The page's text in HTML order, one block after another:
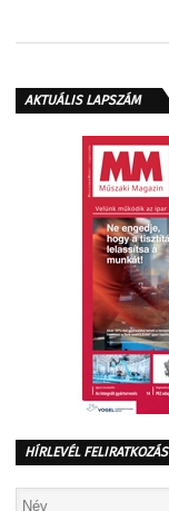
AKTUÁLIS LAPSZÁM
HÍRLEVÉL FELIRATKOZÁS